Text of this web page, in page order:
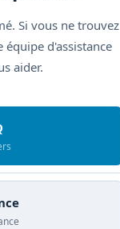
Si vous ne trouvez
équipe d'assistance
aider.